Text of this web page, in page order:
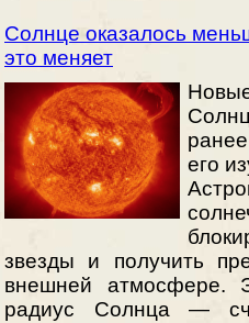
Солнце оказалось
это меняет
его
звезды и получить
внешней атмосфере.
радиус Солнца —